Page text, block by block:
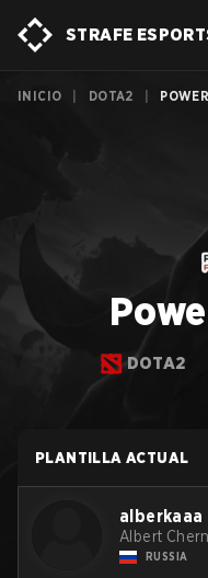
STRAFE
INICIO DOTA2
DOTA2
PLANTILLA ACTUAL
alberkaaa
Albert
RUSSIA